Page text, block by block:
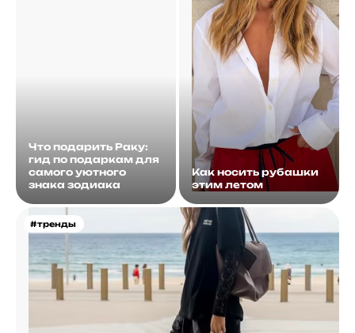
Что подарить Раку:
гид по подаркам для
самого уютного
знака зодиака
Как носить рубашки
этим летом
#тренды